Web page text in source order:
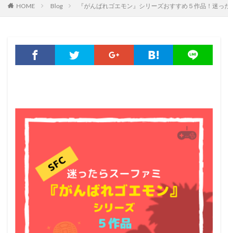
HOME Blog 『がんばれゴエモン』シリーズおすすめ５作品！迷